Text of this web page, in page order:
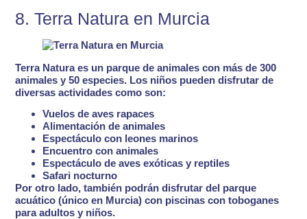
8. Terra Natura en Murcia
Terra Naturaes un parque de animales con más de 300
animales y 50 especies. Los niños pueden disfrutar de
diversas actividades como son:
Vuelos de aves rapaces
Alimentación de animales
Espectáculo con leones marinos
Encuentro con animales
Espectáculo de aves exóticas y reptiles
Safari nocturno
Por otro lado, también podrán disfrutar del parque
acuático (único en Murcia) con piscinas con toboganes
para adultos y niños.